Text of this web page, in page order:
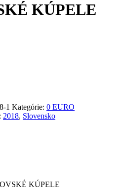
KÚPELE
1 Kategórie: 0 EURO
2018, Slovensko
KÚPELE